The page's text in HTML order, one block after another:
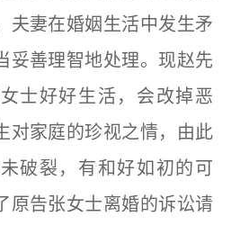
夫妻在婚姻生活中发生矛
妥善理智地处理。现赵先
士好好生活，会改掉恶
对家庭的珍视之情，由此
破裂，有和好如初的可
原告张女士离婚的诉讼请